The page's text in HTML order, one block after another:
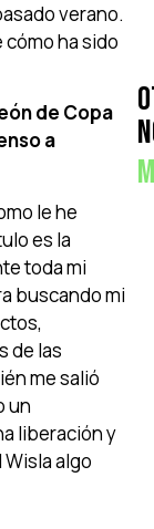
verano.
ha sido
de Copa
a
le he
es la
toda mi
buscando mi
de las
me salió
un
liberación y
algo